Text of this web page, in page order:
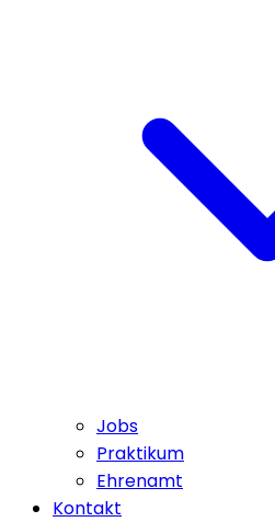
Jobs
Praktikum
Ehrenamt
Kontakt